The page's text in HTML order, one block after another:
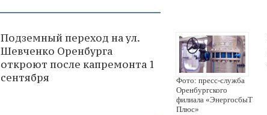
Подземный переход на ул.
Шевченко Оренбурга
откроют после капремонта 1
сентября
Фото: пресс-служба
Оренбургского
филиала «ЭнергосбыТ
Плюс»